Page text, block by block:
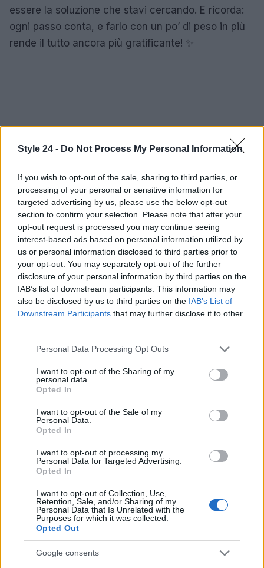
Style 24 - Do Not Process My Personal Information
If you wish to opt-out of the sale, sharing to third parties, or
processing of your personal or sensitive information for
targeted advertising by us, please use the below opt-out
section to confirm your selection. Please note that after your
opt-out request is processed you may continue seeing
interest-based ads based on personal information utilized by
us or personal information disclosed to third parties prior to
your opt-out. You may separately opt-out of the further
disclosure of your personal information by third parties on the
IAB’s list of downstream participants. This information may
also be disclosed by us to third parties on the IAB’s List of
Downstream Participants that may further disclose it to other
Please note that this website/app uses one or more Google
not limited to your visit or usage behaviour. You may click to
grant or deny consent to Google and its third-party tags to
use your data for below specified purposes in below Google
consent section.
Personal Data Processing Opt Outs
I want to opt-out of the Sharing of my
personal data.
Opted In
I want to opt-out of the Sale of my
Personal Data.
Opted In
I want to opt-out of processing my
Personal Data for Targeted Advertising.
Opted In
I want to opt-out of Collection, Use,
Retention, Sale, and/or Sharing of my
Personal Data that Is Unrelated with the
Purposes for which it was collected.
Opted Out
Google consents
essere la soluzione che stavi cercando. E ricorda:
ogni passo conta, e farlo con un po’ di peso in più
rende il tutto ancora più gratificante! ✨
AUTORE
Staff